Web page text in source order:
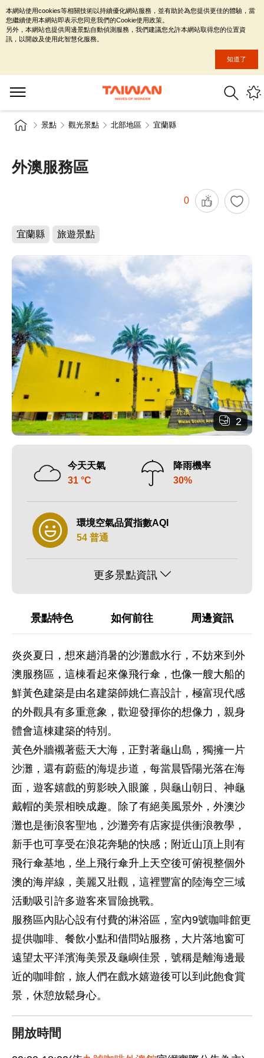
景點 觀光景點 北部地區 宜蘭縣
外澳服務區
0
宜蘭縣 旅遊景點
2
今天天氣
31 °C
降雨機率
30%
環境空氣品質指數AQI
54 普通
更多景點資訊
景點特色 如何前往 周邊資訊
炎炎夏日，想來趟消暑的沙灘戲水行，不妨來到外
澳服務區，這棟看起來像飛行傘，也像一艘大船的
鮮黃色建築是由名建築師姚仁喜設計，極富現代感
的外觀具有多重意象，歡迎發揮你的想像力，親身
體會這棟建築的特別。
黃色外牆襯著藍天大海，正對著龜山島，獨擁一片
沙灘，還有蔚藍的海堤步道，每當晨昏陽光落在海
面，遊客嬉戲的剪影映入眼簾，與龜山朝日、神龜
戴帽的美景相映成趣。除了有絕美風景外，外澳沙
灘也是衝浪客聖地，沙灘旁有店家提供衝浪教學，
新手也可享受在浪花奔馳的快感；附近山頂上則有
飛行傘基地，坐上飛行傘升上天空後可俯視整個外
澳的海岸線，美麗又壯觀，這裡豐富的陸海空三域
活動吸引許多遊客來冒險挑戰。
服務區內貼心設有付費的淋浴區，室內9號咖啡館更
提供咖啡、餐飲小點和借問站服務，大片落地窗可
遠望太平洋濱海美景及龜嶼佳景，號稱是離海邊最
近的咖啡館，旅人們在戲水嬉遊後可以到此飽食賞
景，休憩放鬆身心。
開放時間
本網站使用cookies等相關技術以持續優化網站服務，並有助於為您提供更佳的體驗，當
您繼續使用本網站即表示您同意我們的Cookie使用政策。
另外，本網站也提供周邊景點自動偵測服務，我們建議您允許本網站取得您的位置資
訊，以開啟及使用此智慧化服務。
知道了